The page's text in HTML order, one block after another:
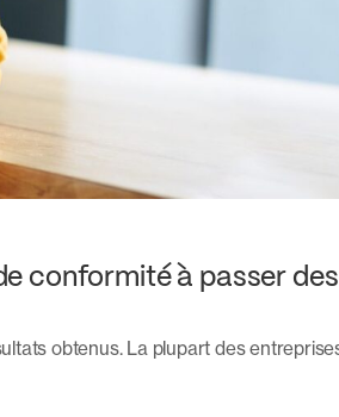
conformité à passer
obtenus. La plupart des